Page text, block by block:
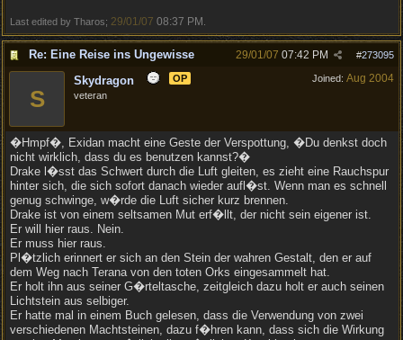
Last edited by Tharos; 29/01/07 08:37 PM
Re: Eine Reise ins Ungewisse #273095
29/01/07 07:42 PM
Joined: Aug 2004
S
Skydragon
OP
veteran
�Hmpf�, Exidan macht eine Geste der Verspottung, �Du denkst doch
nicht wirklich, dass du es benutzen kannst?�
Drake l�sst das Schwert durch die Luft gleiten, es zieht eine Rauchspur
hinter sich, die sich sofort danach wieder aufl�st. Wenn man es schnell
genug schwinge, w�rde die Luft sicher kurz brennen.
Drake ist von einem seltsamen Mut erf�llt, der nicht sein eigener ist.
Er will hier raus. Nein.
Er muss hier raus.
Pl�tzlich erinnert er sich an den Stein der wahren Gestalt, den er auf
dem Weg nach Terana von den toten Orks eingesammelt hat.
Er holt ihn aus seiner G�rteltasche, zeitgleich dazu holt er auch seinen
Lichtstein aus selbiger.
Er hatte mal in einem Buch gelesen, dass die Verwendung von zwei
verschiedenen Machtsteinen, dazu f�hren kann, dass sich die Wirkung